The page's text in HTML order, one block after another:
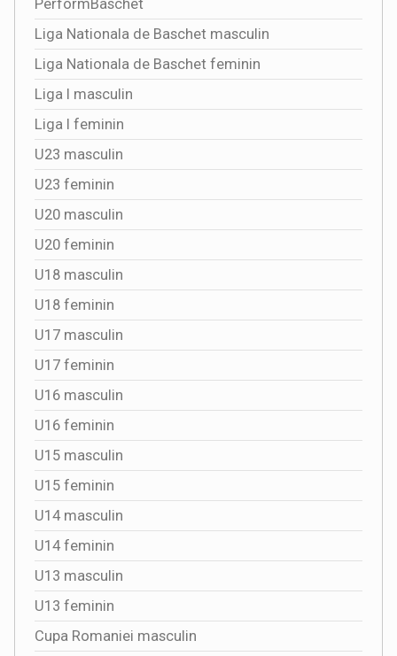
PerformBaschet
Liga Nationala de Baschet masculin
Liga Nationala de Baschet feminin
Liga I masculin
Liga I feminin
U23 masculin
U23 feminin
U20 masculin
U20 feminin
U18 masculin
U18 feminin
U17 masculin
U17 feminin
U16 masculin
U16 feminin
U15 masculin
U15 feminin
U14 masculin
U14 feminin
U13 masculin
U13 feminin
Cupa Romaniei masculin